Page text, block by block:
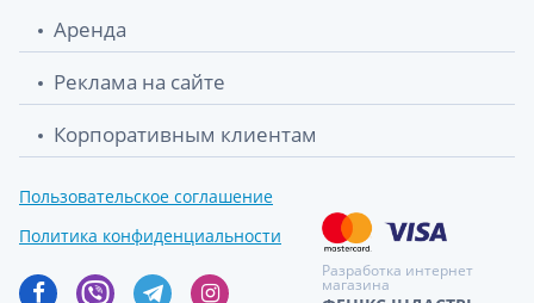
Аренда
Реклама на сайте
Корпоративным клиентам
Пользовательское соглашение
Политика конфиденциальности
Разработка интернет
магазина